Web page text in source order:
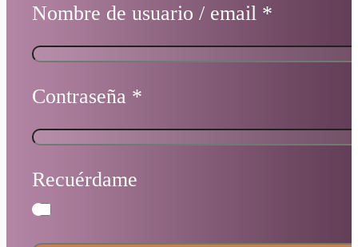
Nombre de usuario / email *
Contraseña *
Recuérdame